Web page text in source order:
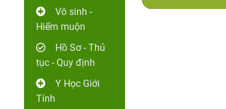
Vô sinh -
Hiếm muộn
Hồ Sơ - Thủ
tục - Quy định
Y Học Giới
Tính